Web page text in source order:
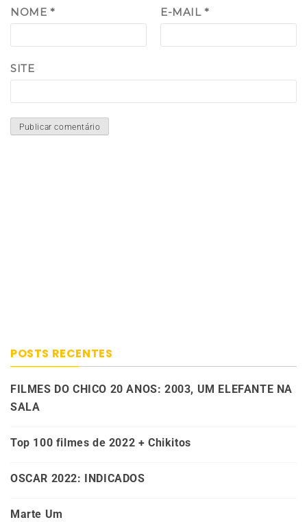
NOME * E-MAIL*
SITE
POSTS RECENTES
FILMES DO CHICO 20 ANOS: 2003, UM ELEFANTE NA
SALA
Top 100 filmes de 2022 + Chikitos
OSCAR 2022: INDICADOS
Marte Um